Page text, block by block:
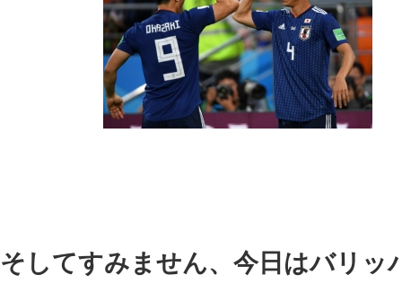
そしてすみません、今日はバリッ